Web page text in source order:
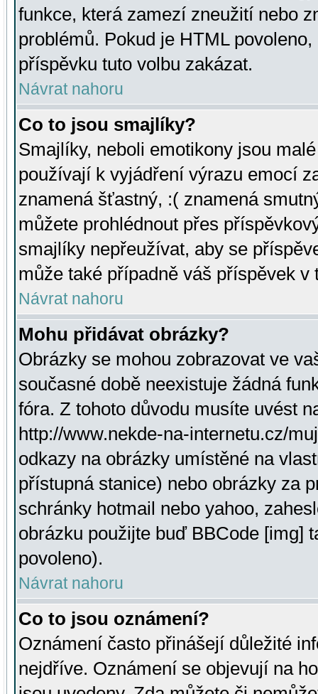
funkce, která zamezí zneužití nebo
problémů. Pokud je HTML
příspěvku tuto volbu zakázat.
Návrat nahoru
Co to jsou smajlíky?
Smajlíky, neboli emotikony jsou
používají k vyjádření výrazu emocí
znamená šťastný, :( znamená
můžete prohlédnout přes
smajlíky nepřeužívat, aby se
může také případně váš příspěvek v
Návrat nahoru
Mohu přidávat obrázky?
Obrázky se mohou zobrazovat ve
současné době neexistuje žádná
fóra. Z tohoto důvodu musíte uvést
http://www.nekde-na-internetu.cz/
odkazy na obrázky umístěné na
přístupná stanice) nebo obrázky za
schránky hotmail nebo yahoo,
obrázku použijte buď BBCode [img]
povoleno).
Návrat nahoru
Co to jsou oznámení?
Oznámení často přinášejí důležité
nejdříve. Oznámení se objevují na